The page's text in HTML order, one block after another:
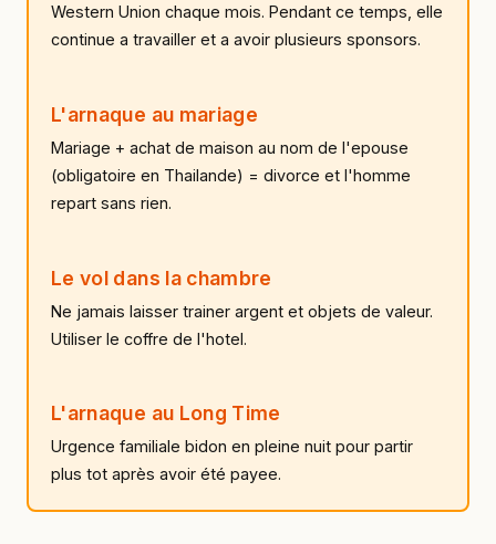
Western Union chaque mois. Pendant ce temps, elle
continue a travailler et a avoir plusieurs sponsors.
L'arnaque au mariage
Mariage + achat de maison au nom de l'epouse
(obligatoire en Thailande) = divorce et l'homme
repart sans rien.
Le vol dans la chambre
Ne jamais laisser trainer argent et objets de valeur.
Utiliser le coffre de l'hotel.
L'arnaque au Long Time
Urgence familiale bidon en pleine nuit pour partir
plus tot après avoir été payee.